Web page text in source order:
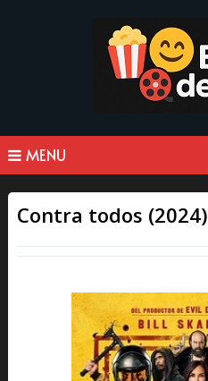
MENU
Contra todos (2024)